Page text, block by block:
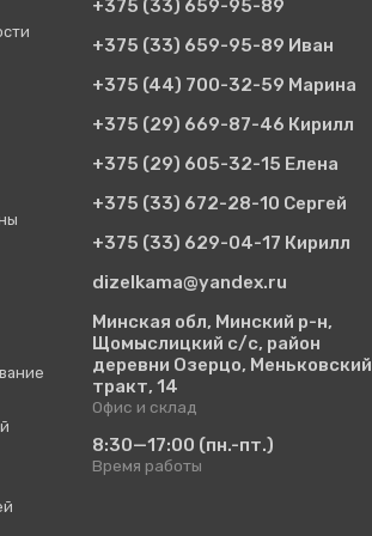
+375 (33) 659-95-89
+375 (33) 659-95-89 Иван
+375 (44) 700-32-59 Марина
+375 (29) 669-87-46 Кирилл
+375 (29) 605-32-15 Елена
+375 (33) 672-28-10 Сергей
+375 (33) 629-04-17 Кирилл
dizelkama@yandex.ru
Минская обл, Минский р-н,
Щомыслицкий с/с, район
деревни Озерцо, Меньковский
тракт, 14
Офис и склад
8:30—17:00 (пн.-пт.)
Время работы